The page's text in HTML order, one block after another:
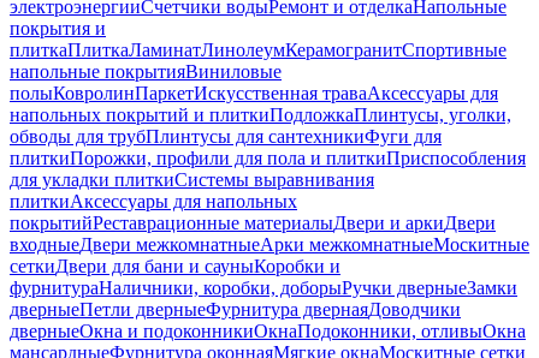
электроэнергииСчетчики водыРемонт и отделкаНапольные
покрытия и
плиткаПлиткаЛаминатЛинолеумКерамогранитСпортивные
напольные покрытияВиниловые
полыКовролинПаркетИскусственная траваАксессуары для
напольных покрытий и плиткиПодложкаПлинтусы, уголки,
обводы для трубПлинтусы для сантехникиФуги для
плиткиПорожки, профили для пола и плиткиПриспособления
для укладки плиткиСистемы выравнивания
плиткиАксессуары для напольных
покрытийРеставрационные материалыДвери и аркиДвери
входныеДвери межкомнатныеАрки межкомнатныеМоскитные
сеткиДвери для бани и сауныКоробки и
фурнитураНаличники, коробки, доборыРучки дверныеЗамки
дверныеПетли дверныеФурнитура двернаяДоводчики
дверныеОкна и подоконникиОкнаПодоконники, отливыОкна
мансардныеФурнитура оконнаяМягкие окнаМоскитные сетки